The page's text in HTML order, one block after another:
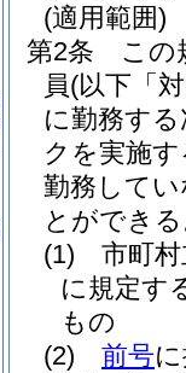
(適用範囲)
第2条
この
員(以下「
に勤務す
クを実施
勤務して
とができ
(1)
市町
に規定す
もの
(2)
前号